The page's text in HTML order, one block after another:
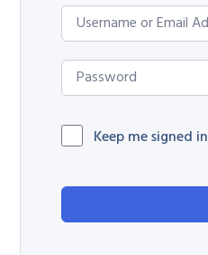
Keep me signed in